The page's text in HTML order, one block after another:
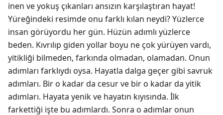
inen ve yokuş çıkanları ansızın karşılaştıran hayat!
Yüreğindeki resimde onu farklı kılan neydi? Yüzlerce
insan görüyordu her gün. Hüzün adımlı yüzlerce
beden. Kıvrılıp giden yollar boyu ne çok yürüyen vardı,
yitikliği bilmeden, farkında olmadan, olamadan. Onun
adımları farklıydı oysa. Hayatla dalga geçer gibi savruk
adımları. Bir o kadar da cesur ve bir o kadar da yitik
adımları. Hayata yenik ve hayatın kıyısında. İlk
farkettiği işte bu adımlardı. Sonra o adımlar onun